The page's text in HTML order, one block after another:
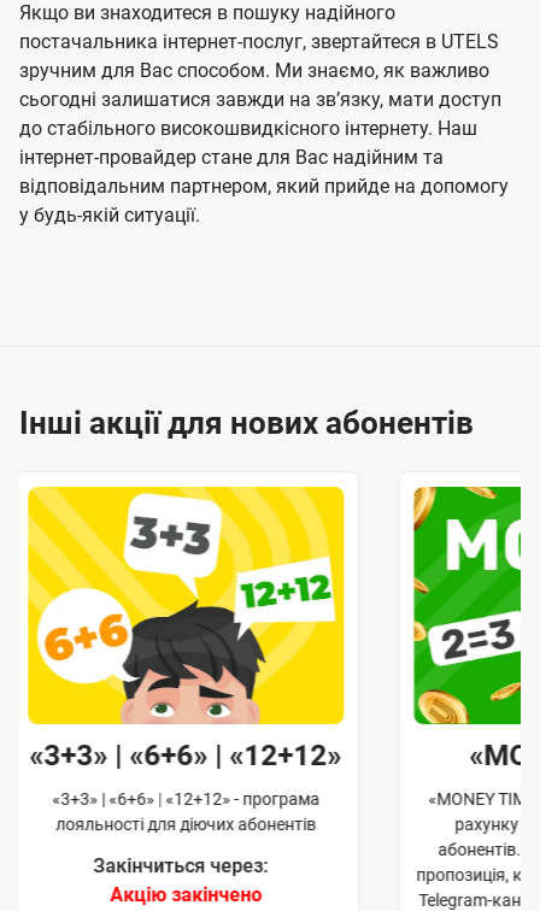
Якщо ви знаходитеся в пошуку надійного
постачальника інтернет-послуг, звертайтеся в UTELS
зручним для Вас способом. Ми знаємо, як важливо
сьогодні залишатися завжди на звʼязку, мати доступ
до стабільного високошвидкісного інтернету. Наш
інтернет-провайдер стане для Вас надійним та
відповідальним партнером, який прийде на допомогу
у будь-якій ситуації.
Інші акції для нових абонентів
«3+3» | «6+6» | «12+12»
«3+3» | «6+6» | «12+12» - програма
лояльності для діючих абонентів
Закінчиться через:
Акцію закінчено
«MONEY
рахунку
абонентів.
пропозиція,
Telegram-